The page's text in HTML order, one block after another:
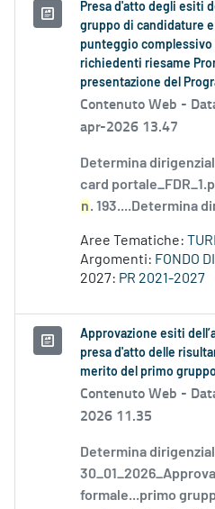
Presa d'atto degli esiti
gruppo di candidature
punteggio complessivo
richiedenti riesame
presentazione del
Contenuto Web -
apr-2026 13.47
Determina
card
n. 193....Determina
Aree Tematiche:
Argomenti: FONDO
2027: PR 2021-2027
Approvazione esiti
presa d'atto delle
merito del primo
Contenuto Web -
2026 11.35
Determina
formale...primo